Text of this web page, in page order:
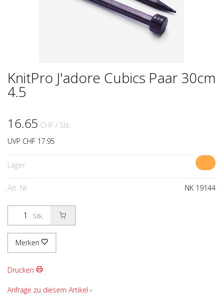
KnitPro J'adore Cubics Paar 30cm
4.5
16.65 CHF / Stk.
UVP CHF 17.95
Lager:
Art. Nr: NK 19144
Stk.
Merken
Drucken
Anfrage zu diesem Artikel ›